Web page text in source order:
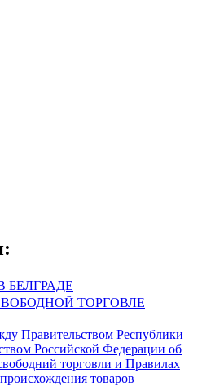
БЕЛГРАДЕ
ТОРГОВЛЕ
Правительством Республики
Российской Федерации об
торговли и Правилах
товаров